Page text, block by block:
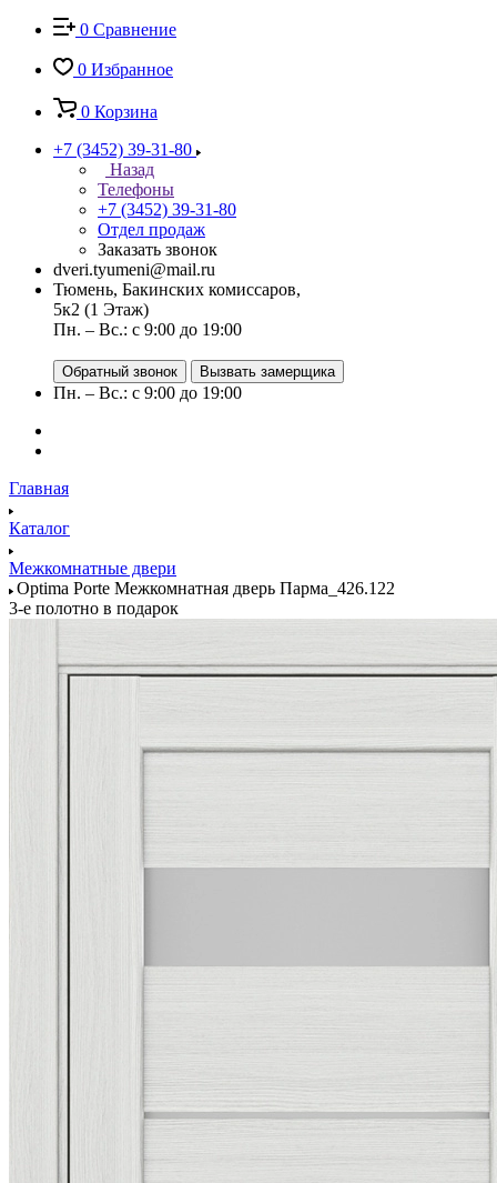
0 Сравнение
0 Избранное
0 Корзина
+7 (3452) 39-31-80
Назад
Телефоны
+7 (3452) 39-31-80
Отдел продаж
Заказать звонок
dveri.tyumeni@mail.ru
Тюмень, Бакинских комиссаров,
5к2 (1 Этаж)
Пн. – Вс.: с 9:00 до 19:00
Обратный звонок Вызвать замерщика
Пн. – Вс.: с 9:00 до 19:00
Главная
Каталог
Межкомнатные двери
Optima Porte Межкомнатная дверь Парма_426.122
3-е полотно в подарок